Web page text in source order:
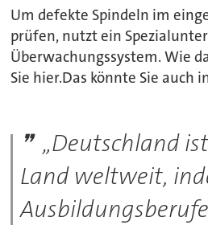
Um defekte Spindeln im
prüfen, nutzt ein
Überwachungssystem. Wie
Sie hier.Das könnte Sie auch
„Deutschland
Land weltweit,